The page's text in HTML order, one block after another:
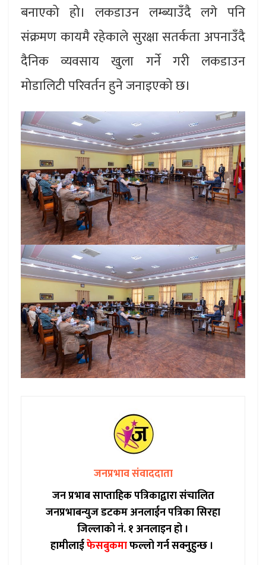
बनाएको हो। लकडाउन लम्ब्याउँदै लगे पनि
संक्रमण कायमै रहेकाले सुरक्षा सतर्कता अपनाउँदै
दैनिक व्यवसाय खुला गर्ने गरी लकडाउन
मोडालिटी परिवर्तन हुने जनाइएको छ।
जनप्रभाव संवाददाता
जन प्रभाब साप्ताहिक पत्रिकाद्वारा संचालित
जनप्रभाबन्युज डटकम अनलाईन पत्रिका सिरहा
जिल्लाको नं. १ अनलाइन हो ।
हामीलाईफेसबुकमाफल्लो गर्न सक्नुहुन्छ ।